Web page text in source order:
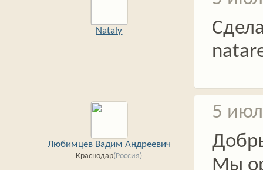
Nataly
Любимцев Вадим Андреевич
Краснодар(Россия)
5
Мы